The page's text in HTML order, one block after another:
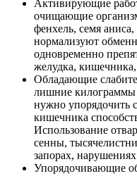
Активирующие
очищающие
фенхель, семя
нормализуют
одновременно
желудка,
Обладающие
лишние килограммы
нужно упорядочить
кишечника
Использование
сенны,
запорах,
Упорядочивающие